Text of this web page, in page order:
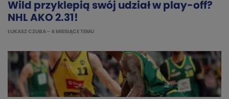
Wild przyklepią swój udział w play-off?
NHL AKO 2.31!
ŁUKASZ CZUBA - 4 MIESIĄCE TEMU